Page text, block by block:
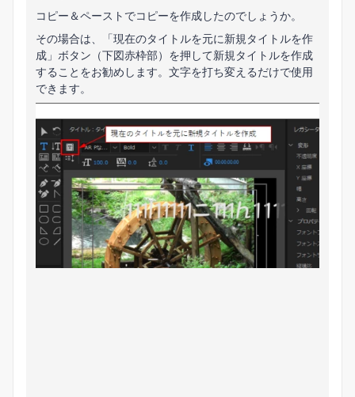
コピー＆ペーストでコピーを作成したのでしょうか。
その場合は、「現在のタイトルを元に新規タイトルを作
成」ボタン（下図赤枠部）を押して新規タイトルを作成
することをお勧めします。文字を打ち変えるだけで使用
できます。